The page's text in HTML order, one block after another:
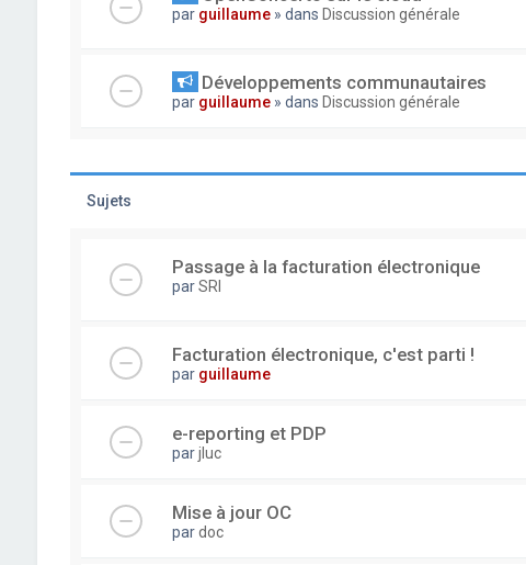
par guillaume » dans Discussion générale
Développements communautaires
par guillaume » dans Discussion générale
Sujets
Passage à la facturation électronique
parSRI
Facturation électronique, c'est parti !
par guillaume
e-reporting et PDP
parjluc
Mise à jour OC
pardoc